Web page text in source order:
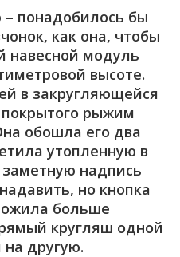
понадобилось бы
как она, чтобы
навесной модуль
высоте.
в закругляющейся
покрытого рыжим
обошла его два
утопленную в
надпись
но кнопка
больше
кругляш одной
другую.